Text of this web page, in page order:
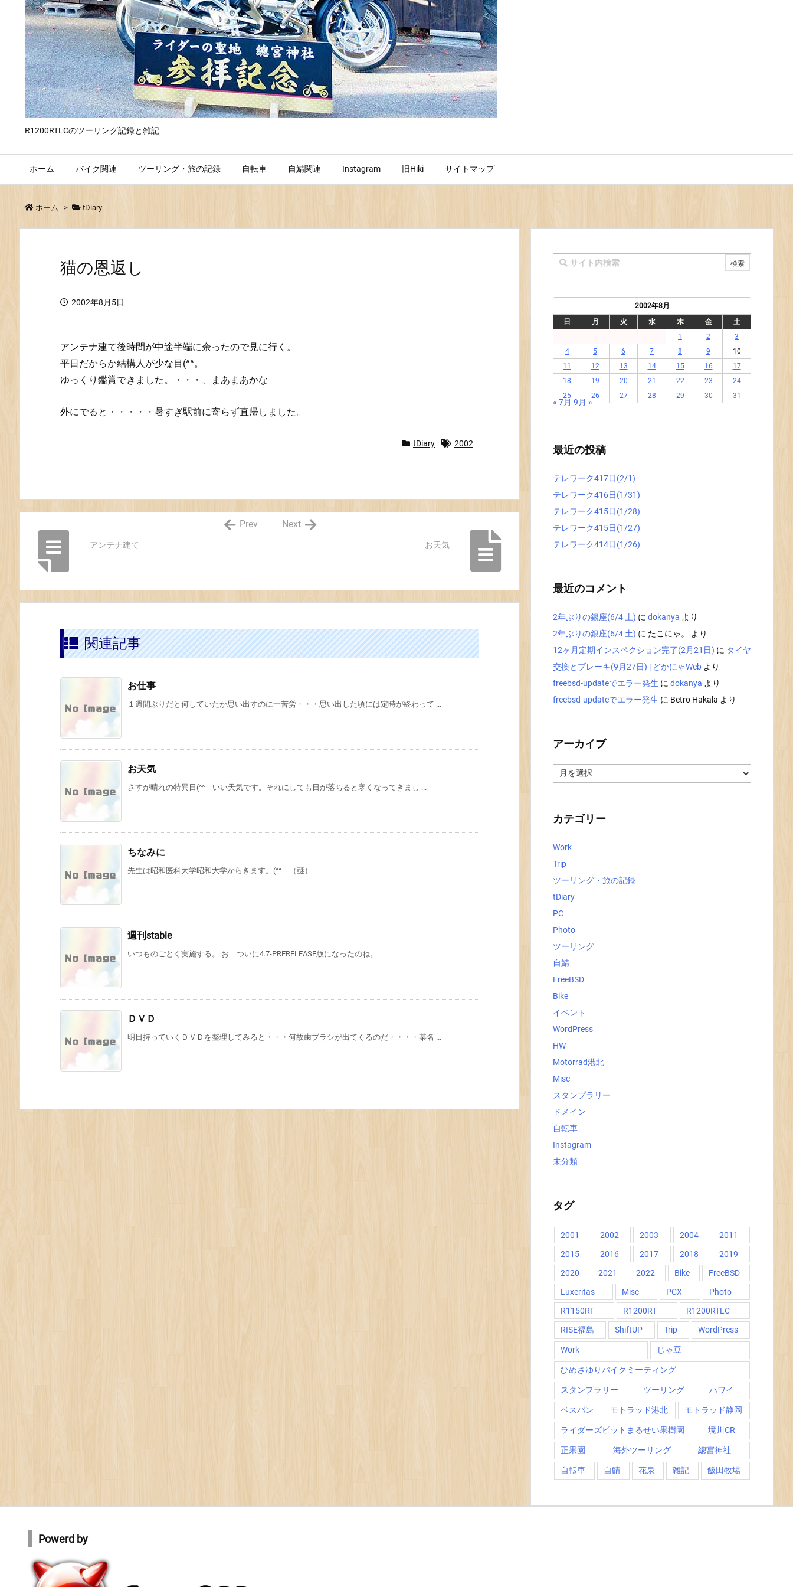
R1200RTLCのツーリング記録と雑記
ホーム バイク関連 ツーリング・旅の記録 自転車 自鯖関連 Instagram 旧Hiki サイトマップ
ホーム > tDiary
猫の恩返し
2002年8月5日
アンテナ建て後時間が中途半端に余ったので見に行く。
平日だからか結構人が少な目(^^。
ゆっくり鑑賞できました。・・・、まあまあかな
外にでると・・・・・暑すぎ駅前に寄らず直帰しました。
tDiary 2002
お天気
Next
アンテナ建て
Prev
関連記事
お仕事
１週間ぶりだと何していたか思い出すのに一苦労・・・思い出した頃には定時が終わって ...
お天気
さすが晴れの特異日(^^ いい天気です。それにしても日が落ちると寒くなってきまし ...
ちなみに
先生は昭和医科大学昭和大学からきます。(^^ （謎）
週刊stable
いつものごとく実施する。 お ついに4.7-PRERELEASE版になったのね。
ＤＶＤ
明日持っていくＤＶＤを整理してみると・・・何故歯ブラシが出てくるのだ・・・・某名 ...
2002年8月
日
月 火 水 木 金
土
1
2
3
4
5 6 7 8 9
10
11
12 13 14 15 16
17
18
19 20 21 22 23
24
25
26 27 28 29 30 31
« 7月9月 »
最近の投稿
テレワーク417日(2/1)
テレワーク416日(1/31)
テレワーク415日(1/28)
テレワーク415日(1/27)
テレワーク414日(1/26)
最近のコメント
2年ぶりの銀座(6/4 土) に dokanya より
2年ぶりの銀座(6/4 土) に たこにゃ。
より
12ヶ月定期インスペクション完了(2月21日) に タイヤ
交換とブレーキ(9月27日) | どかにゃWeb より
freebsd-updateでエラー発生 に dokanya より
freebsd-updateでエラー発生 に Betro Hakala より
アーカイブ
ー
カテゴリー
Work
Trip
ツーリング・旅の記録
tDiary
PC
Photo
ツーリング
自鯖
FreeBSD
Bike
イベント
WordPress
HW
Motorrad港北
Misc
スタンプラリー
ドメイン
自転車
Instagram
未分類
タグ
2001 2002 2003 2004
2011
2015
2016 2017 2018
2019
2020
2021 2022 Bike
FreeBSD
Luxeritas
Misc PCX
Photo
R1150RT
R1200RT
R1200RTLC
RISE福島
ShiftUP Trip WordPress
Work じゃ豆
ひめさゆりバイクミーティング
スタンプラリー ツーリング ハワイ
ベスパン モトラッド港北 モトラッド静岡
ライダーズピットまるせい果樹園 境川CR
正果園 海外ツーリング 總宮神社
自転車 自鯖 花泉 雑記 飯田牧場
Powerd by